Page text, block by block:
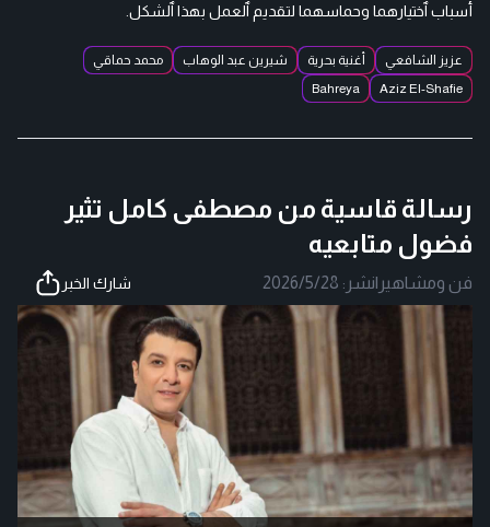
أسباب ٱختيارهما وحماسهما لتقديم ٱلعمل بهذا ٱلشكل.
عزيز الشافعي أغنية بحرية شيرين عبد الوهاب
محمد حماقي
Aziz El-Shafie
Bahreya
رسالة قاسية من مصطفى كامل تثير
فضول متابعيه
فن ومشاهير |نشر: 2026/5/28 شارك الخبر